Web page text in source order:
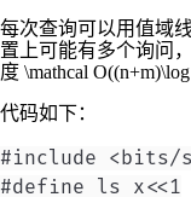
每次查询可以用值域
置上可能有多个询问
度 \mathcal
代码如下：
#include <bits/
#define ls x<<1